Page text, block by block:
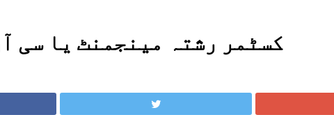
کسٹمر رشتہ مینجمنٹ یا سی